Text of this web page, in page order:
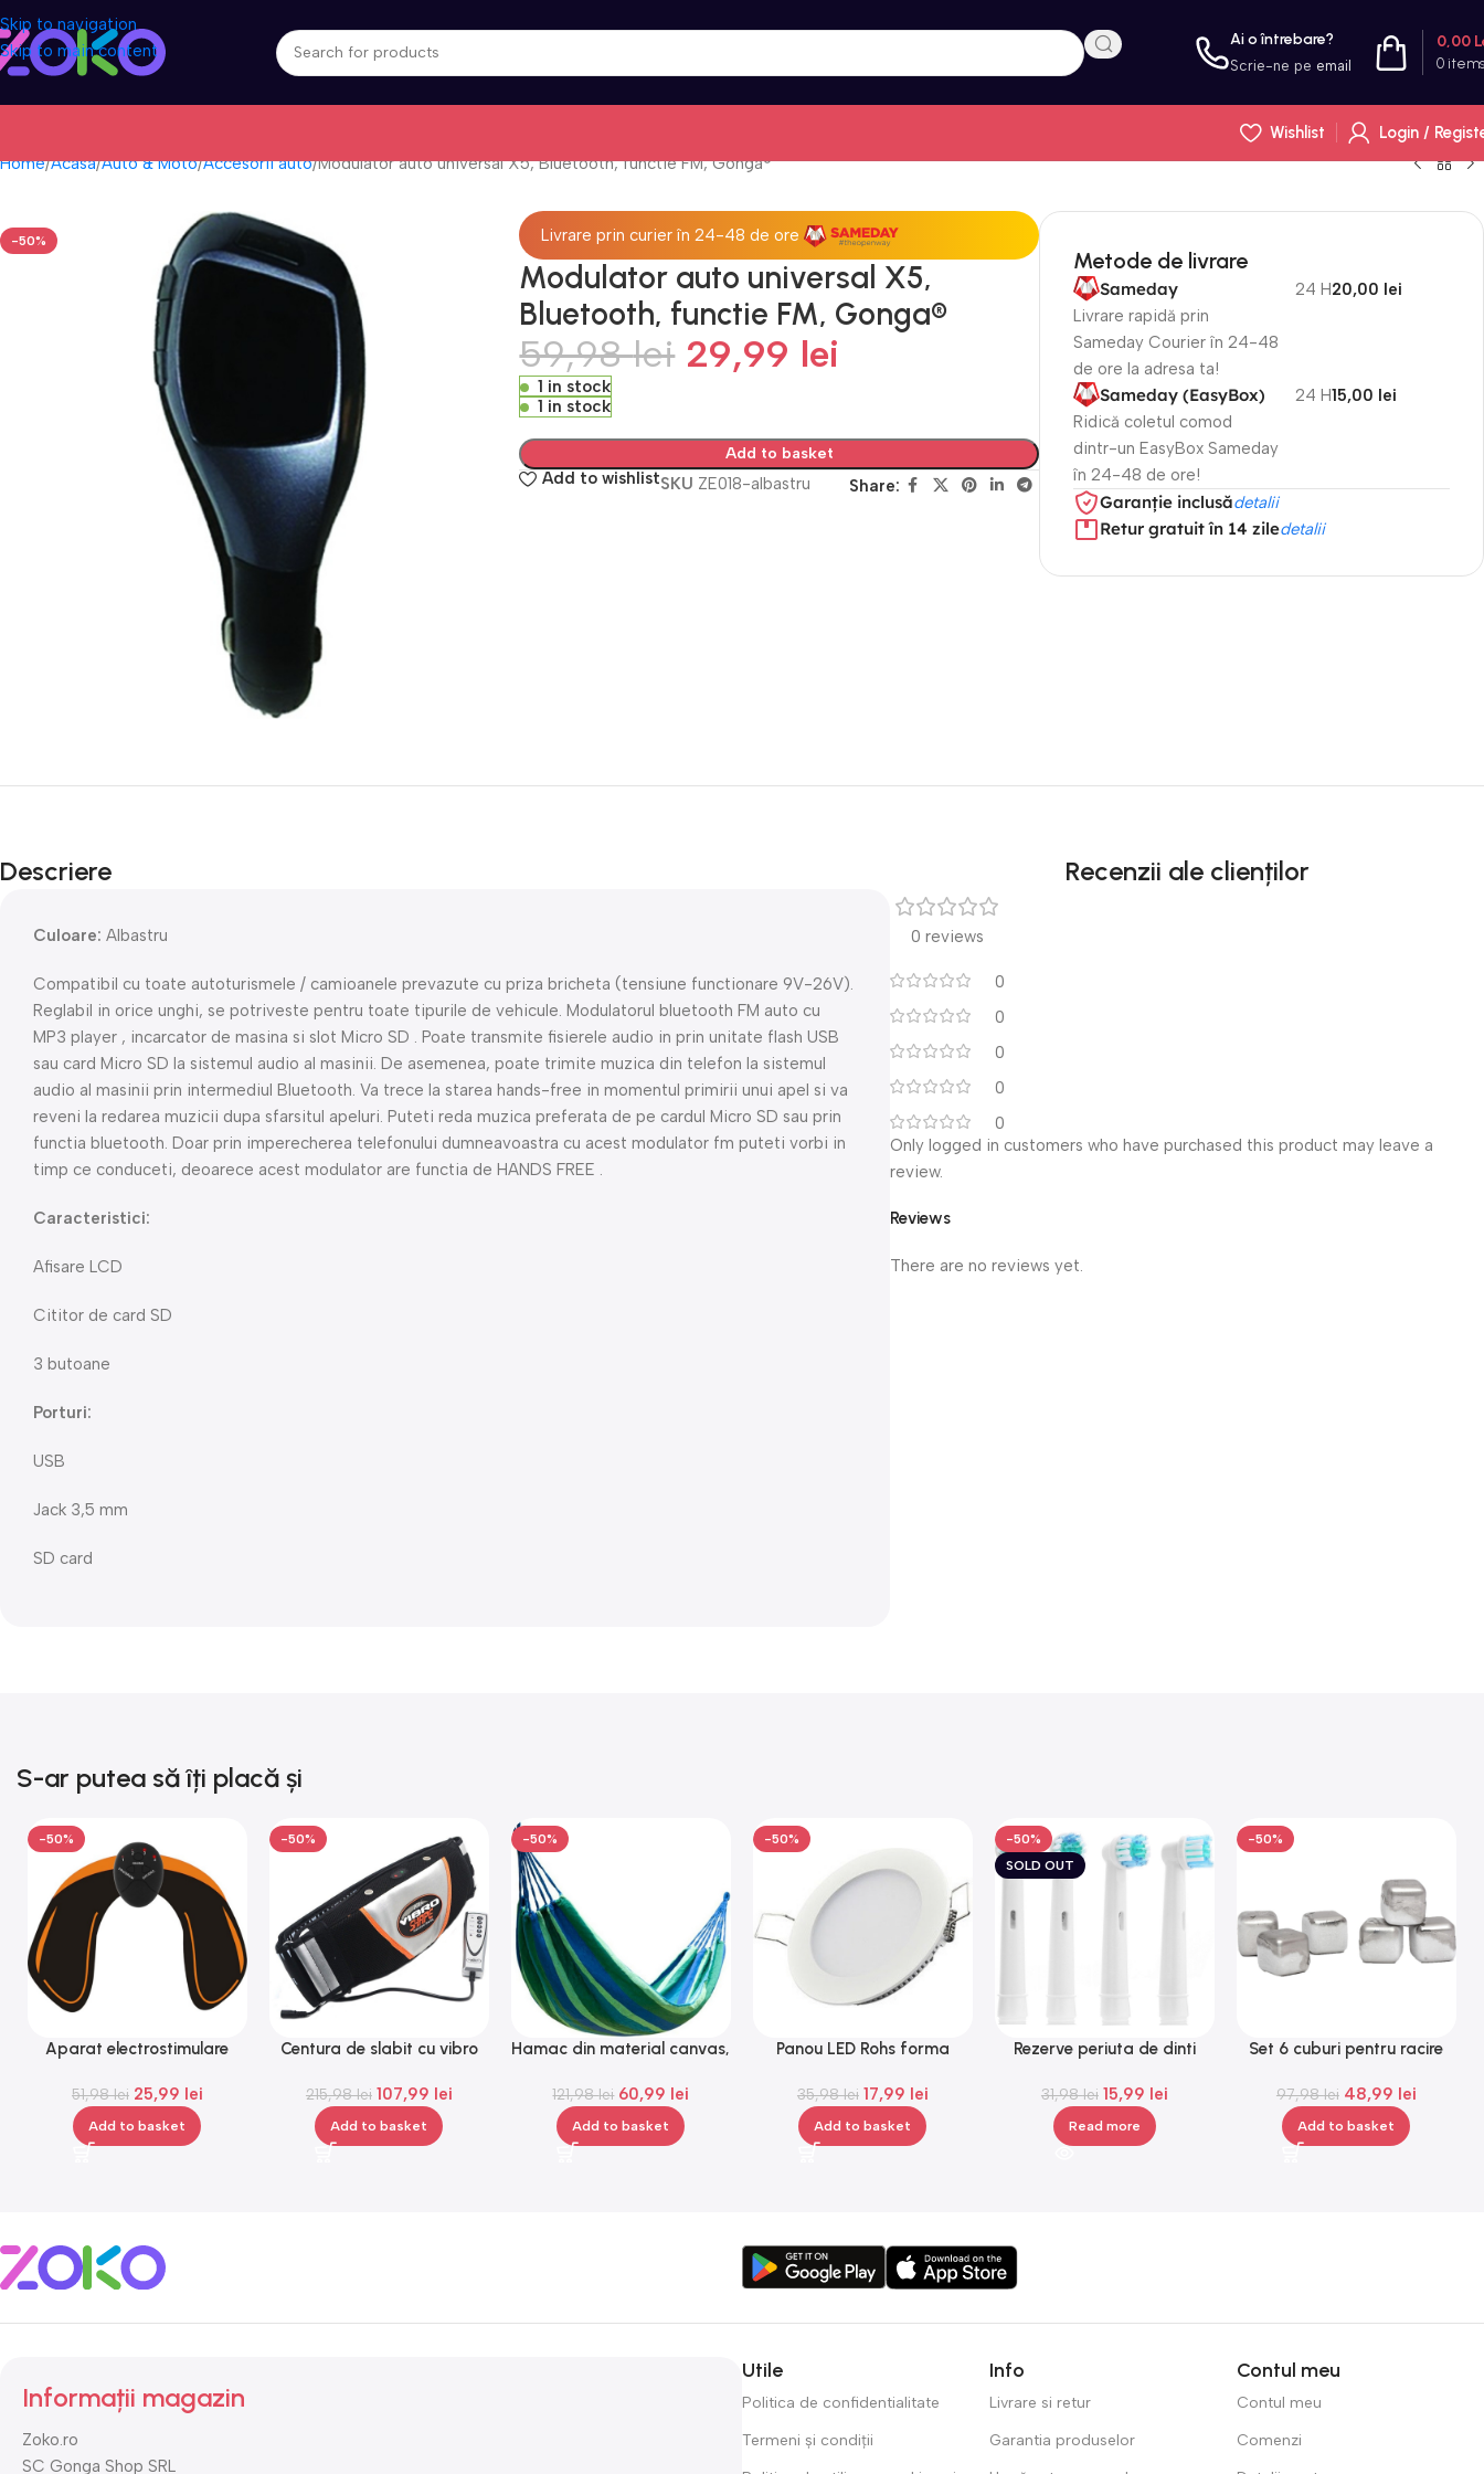
Skip to navigation
Skip to main content
Ai o întrebare?
Scrie-ne pe email 0 items
0,00
Wishlist
Login /
Home Acasa Auto & Moto Accesorii auto Modulator auto universal X5, Bluetooth, functie FM, Gonga®
-50% Livrare prin curier în 24-48 de ore
Modulator auto universal X5,
Bluetooth, functie FM, Gonga®
59,98lei 29,99 lei
1 in stock
1 in stock
Add to basket
Add to wishlistSKU ZE018-albastru Share:
Metode de livrare
Sameday
Livrare rapidă prin
Sameday Courier în 24-48
de ore la adresa ta!
24 H20,00 lei
Sameday (EasyBox)
Ridică coletul comod
dintr-un EasyBox Sameday
în 24-48 de ore!
24 H15,00 lei
Garanție inclusădetalii
Retur gratuit în 14 ziledetalii
Descriere
Culoare: Albastru
Compatibil cu toate autoturismele / camioanele prevazute cu priza bricheta (tensiune functionare 9V-26V).
Reglabil in orice unghi, se potriveste pentru toate tipurile de vehicule. Modulatorul bluetooth FM auto cu
MP3 player , incarcator de masina si slot Micro SD . Poate transmite fisierele audio in prin unitate flash USB
sau card Micro SD la sistemul audio al masinii. De asemenea, poate trimite muzica din telefon la sistemul
audio al masinii prin intermediul Bluetooth. Va trece la starea hands-free in momentul primirii unui apel si va
reveni la redarea muzicii dupa sfarsitul apeluri. Puteti reda muzica preferata de pe cardul Micro SD sau prin
functia bluetooth. Doar prin imperecherea telefonului dumneavoastra cu acest modulator fm puteti vorbi in
timp ce conduceti, deoarece acest modulator are functia de HANDS FREE .
Caracteristici:
Afisare LCD
Cititor de card SD
3 butoane
Porturi:
USB
Jack 3,5 mm
SD card
Recenzii ale clienților
0 reviews
0
0
0
0
0
Reviews
There are no reviews yet.
Only logged in customers who have purchased this product may leave a
review.
S-ar putea să îți placă și
-50%
Aparat electrostimulare
nivele, negru, portocaliu,
Gonga®
51,98lei 25,99 lei
Add to basket
-50%
Centura de slabit cu vibro
telecomanda, negru
215,98lei 107,99 lei
Add to basket
-50%
Hamac din material canvas,
121,98lei 60,99 lei
Add to basket
-50%
Panou LED Rohs forma
3000 K
35,98lei 17,99 lei
Add to basket
-50%
SOLD OUT
Rezerve periuta de dinti
capete de periuta, 4 bucati
31,98lei 15,99 lei
Read more
-50%
Set 6 cuburi pentru racire
Gonga®
97,98lei 48,99 lei
Add to basket
Informații magazin
Zoko.ro
SC Gonga Shop SRL
Utile
Politica de confidentialitate
Termeni și condiții
Info
Livrare si retur
Garantia produselor
Contul meu
Contul meu
Comenzi